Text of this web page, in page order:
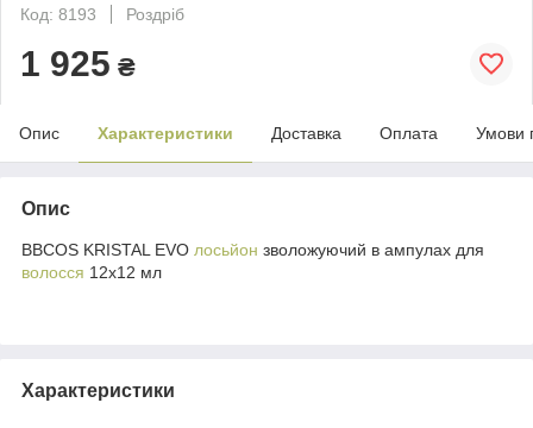
Код: 8193
Роздріб
1 925 ₴
Опис Характеристики Доставка Оплата Умови
Опис
BBCOS KRISTAL EVO лосьйон зволожуючий в ампулах для
волосся 12х12 мл
Характеристики